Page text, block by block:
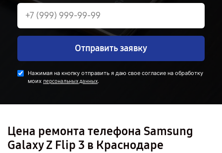
Отправить заявку
Нажимая на кнопку отправить я даю свое согласие на обработку
моих персональных данных.
Цена ремонта телефона Samsung
Galaxy Z Flip 3 в Краснодаре